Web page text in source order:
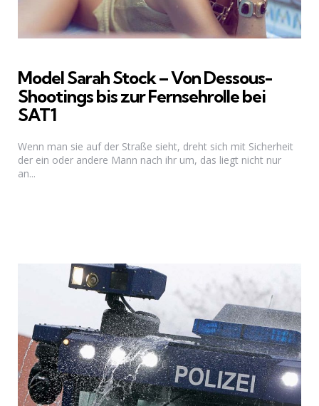
Model Sarah Stock – Von Dessous-
Shootings bis zur Fernsehrolle bei
SAT1
Wenn man sie auf der Straße sieht, dreht sich mit Sicherheit
der ein oder andere Mann nach ihr um, das liegt nicht nur
an...